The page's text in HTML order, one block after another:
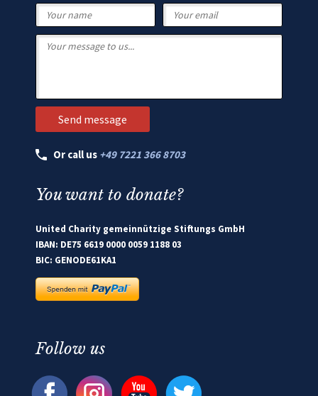
Or call us +49 7221 366 8703
You want to donate?
United Charity gemeinnützige Stiftungs GmbH
IBAN: DE75 6619 0000 0059 1188 03
BIC: GENODE61KA1
Follow us